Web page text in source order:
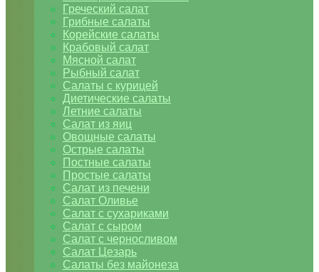
Греческий салат
Грибные салаты
Корейские салаты
Крабовый салат
Мясной салат
Рыбный салат
Салаты с курицей
Диетические салаты
Летние салаты
Салат из яиц
Овощные салаты
Острые салаты
Постные салаты
Простые салаты
Салат из печени
Салат Оливье
Салат с сухариками
Салат с сыром
Салат с черносливом
Салат Цезарь
Салаты без майонеза